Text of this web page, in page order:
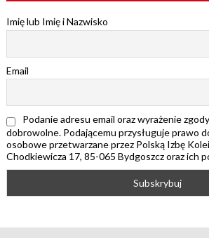
Imię lub Imię i Nazwisko
Email
Podanie adresu email oraz wyrażenie
dobrowolne. Podającemu przysługuje prawo
osobowe przetwarzane przez Polską Izbę
Chodkiewicza 17, 85-065 Bydgoszcz oraz ich